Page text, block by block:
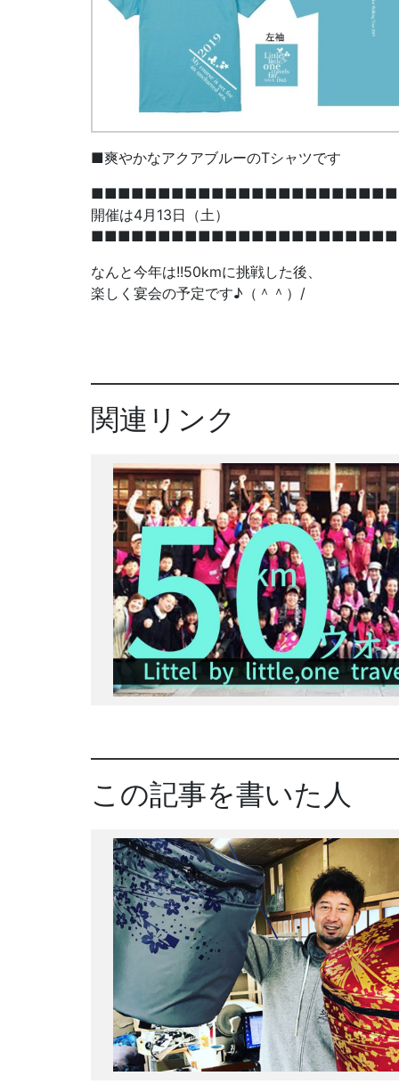
■爽やかなアクアブルーのTシャツです
開催は4月13日（土）
なんと今年は!!50kmに挑戦した後、
楽しく宴会の予定です♪（＾＾）/
関連リンク
この記事を書いた人